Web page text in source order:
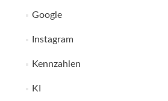
Google
Instagram
Kennzahlen
KI